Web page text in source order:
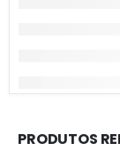
PRODUTOS